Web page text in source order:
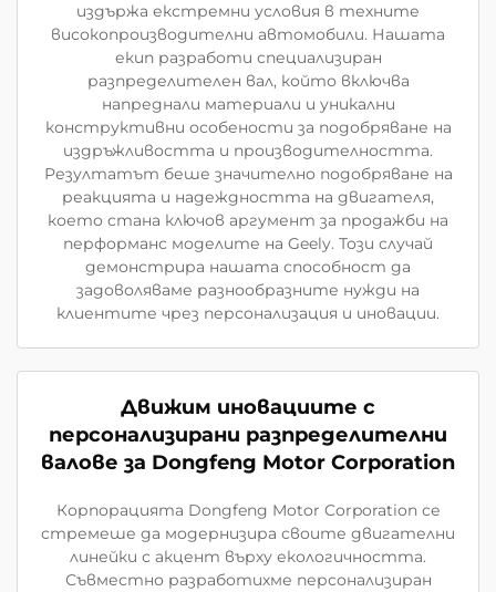
издържа екстремни условия в техните
високопроизводителни автомобили. Нашата
екип разработи специализиран
разпределителен вал, който включва
напреднали материали и уникални
конструктивни особености за подобряване на
издръжливостта и производителността.
Резултатът беше значително подобряване на
реакцията и надеждността на двигателя,
което стана ключов аргумент за продажби на
перформанс моделите на Geely. Този случай
демонстрира нашата способност да
задоволяваме разнообразните нужди на
клиентите чрез персонализация и иновации.
Движим иновациите с
персонализирани разпределителни
валове за Dongfeng Motor Corporation
Корпорацията Dongfeng Motor Corporation се
стремеше да модернизира своите двигателни
линейки с акцент върху екологичността.
Съвместно разработихме персонализиран